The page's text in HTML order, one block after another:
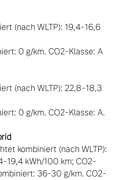
(nach WLTP): 19,4-16,6
0 g/km. CO2-Klasse: A
(nach WLTP): 22,8-18,3
0 g/km. CO2-Klasse: A.
kombiniert (nach WLTP):
19,4 kWh/100 km; CO2-
36-30 g/km. CO2-